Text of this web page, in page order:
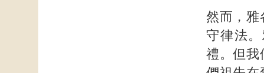
然而，雅
守律法
禮。但我